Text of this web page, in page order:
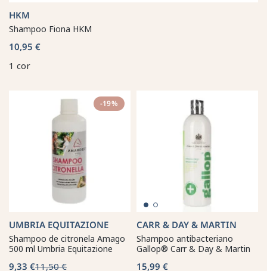
HKM
Shampoo Fiona HKM
10,95 €
1 cor
-19%
UMBRIA EQUITAZIONE
Shampoo de citronela Amago
500 ml Umbria Equitazione
9,33 €11,50 €
CARR & DAY & MARTIN
Shampoo antibacteriano
Gallop® Carr & Day & Martin
15,99 €